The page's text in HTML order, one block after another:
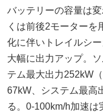
バッテリーの容量は
くは前後2モーターを
化に伴いトレイルシ
大幅に出力アップ。
テム最大出力252kW
67kW、システム最高
る。0-100km/h加速は